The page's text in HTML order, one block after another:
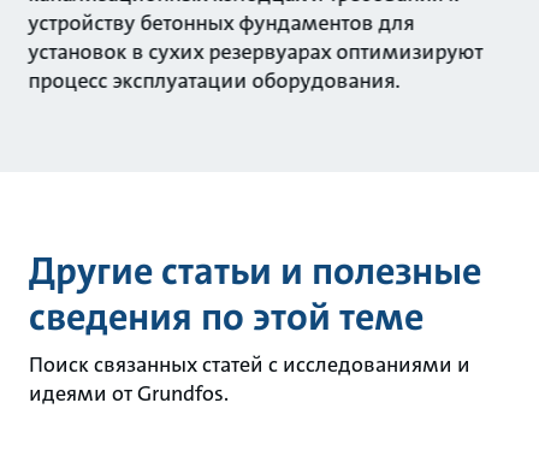
устройству бетонных фундаментов для
установок в сухих резервуарах оптимизируют
процесс эксплуатации оборудования.
Другие статьи и полезные
сведения по этой теме
Поиск связанных статей с исследованиями и
идеями от Grundfos.